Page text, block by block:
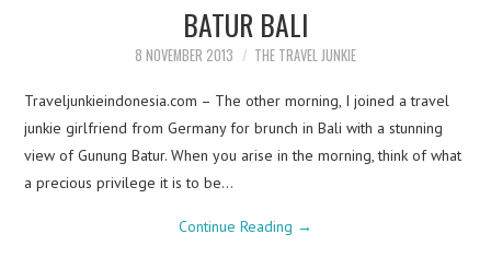
BATUR BALI
8 NOVEMBER 2013 THE TRAVEL JUNKIE
Traveljunkieindonesia.com – The other morning, I joined a travel
junkie girlfriend from Germany for brunch in Bali with a stunning
view of Gunung Batur. When you arise in the morning, think of what
a precious privilege it is to be…
Continue Reading →